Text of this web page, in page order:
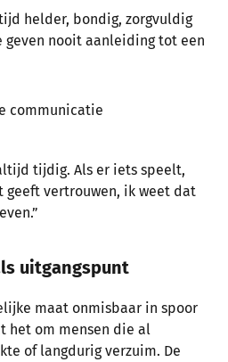
helder, bondig, zorgvuldig
geven nooit aanleiding tot een
communicatie
tijdig. Als er iets speelt,
geeft vertrouwen, ik weet dat
uitgangspunt
maat onmisbaar in spoor
het om mensen die al
of langdurig verzuim. De